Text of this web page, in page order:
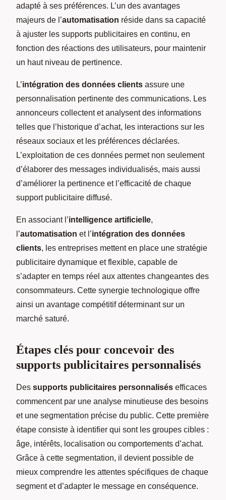
adapté à ses préférences. L’un des avantages
majeurs de l’automatisation réside dans sa capacité
à ajuster les supports publicitaires en continu, en
fonction des réactions des utilisateurs, pour maintenir
un haut niveau de pertinence.
L’intégration des données clients assure une
personnalisation pertinente des communications. Les
annonceurs collectent et analysent des informations
telles que l’historique d’achat, les interactions sur les
réseaux sociaux et les préférences déclarées.
L’exploitation de ces données permet non seulement
d’élaborer des messages individualisés, mais aussi
d’améliorer la pertinence et l’efficacité de chaque
support publicitaire diffusé.
En associant l’intelligence artificielle,
l’automatisation et l’intégration des données
clients, les entreprises mettent en place une stratégie
publicitaire dynamique et flexible, capable de
s’adapter en temps réel aux attentes changeantes des
consommateurs. Cette synergie technologique offre
ainsi un avantage compétitif déterminant sur un
marché saturé.
Étapes clés pour concevoir des
supports publicitaires personnalisés
Des supports publicitaires personnalisés efficaces
commencent par une analyse minutieuse des besoins
et une segmentation précise du public. Cette première
étape consiste à identifier qui sont les groupes cibles :
âge, intérêts, localisation ou comportements d’achat.
Grâce à cette segmentation, il devient possible de
mieux comprendre les attentes spécifiques de chaque
segment et d’adapter le message en conséquence.